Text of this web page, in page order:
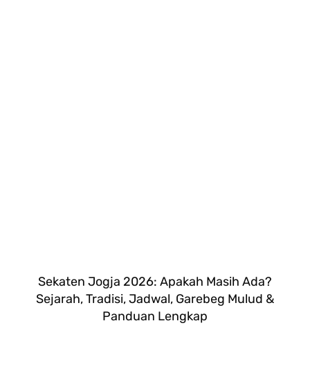
Sekaten Jogja 2026: Apakah Masih Ada?
Sejarah, Tradisi, Jadwal, Garebeg Mulud &
Panduan Lengkap